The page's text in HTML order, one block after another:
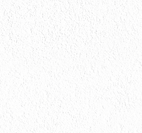
会社情報とサイトマップ
会社情報